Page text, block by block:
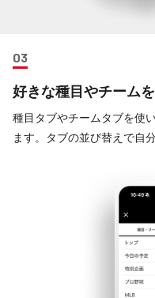
好きな種目やチーム
種目タブやチームタブを使
ます。タブの並び替えで自